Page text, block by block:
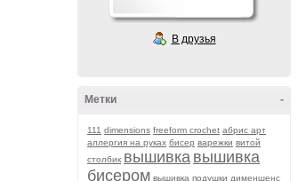
В друзья
-
Метки
111 dimensions freeform crochet абрис арт
аллергия на руках бисер варежки витой
столбик вышивка вышивка
бисером вышивка подушки дименшенс